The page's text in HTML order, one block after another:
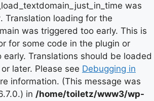
was
. Translation loading for the
was triggered too early. This is
for some code in the plugin or
early. Translations should be loaded
later. Please see Debugging in
information. (This message was
in /home/toiletz/www3/wp-